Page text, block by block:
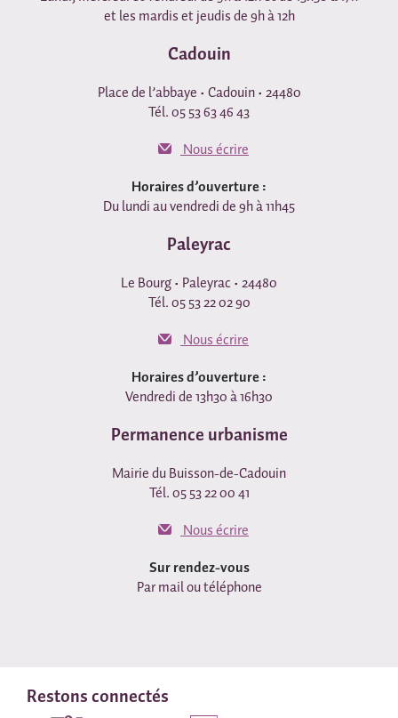
et les mardis et jeudis de 9h à 12h
Cadouin
Place de l’abbaye • Cadouin • 24480
Tél. 05 53 63 46 43
Nous écrire
Horaires d’ouverture :
Du lundi au vendredi de 9h à 11h45
Paleyrac
Le Bourg • Paleyrac • 24480
Tél. 05 53 22 02 90
Nous écrire
Horaires d’ouverture :
Vendredi de 13h30 à 16h30
Permanence urbanisme
Mairie du Buisson-de-Cadouin
Tél. 05 53 22 00 41
Nous écrire
Sur rendez-vous
Par mail ou téléphone
Restons connectés